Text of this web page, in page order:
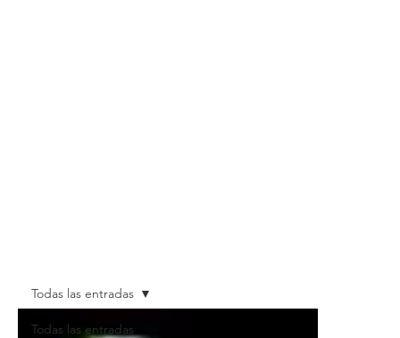
Todas las entradas
Todas las entradas